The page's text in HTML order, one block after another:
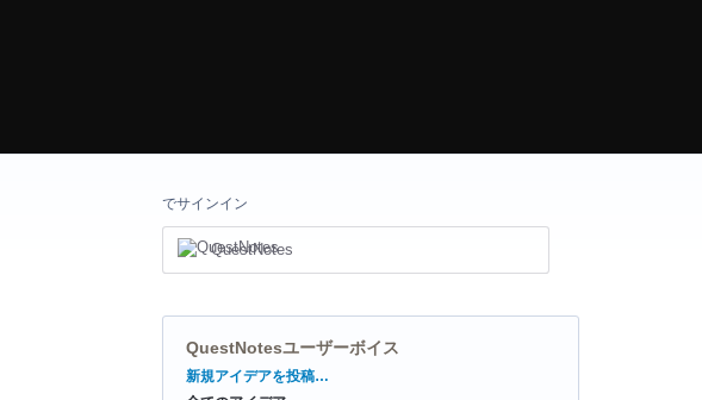
でサインイン
QuestNotes
QuestNotesユーザーボイス
カ
テ
新規アイデアを投稿…